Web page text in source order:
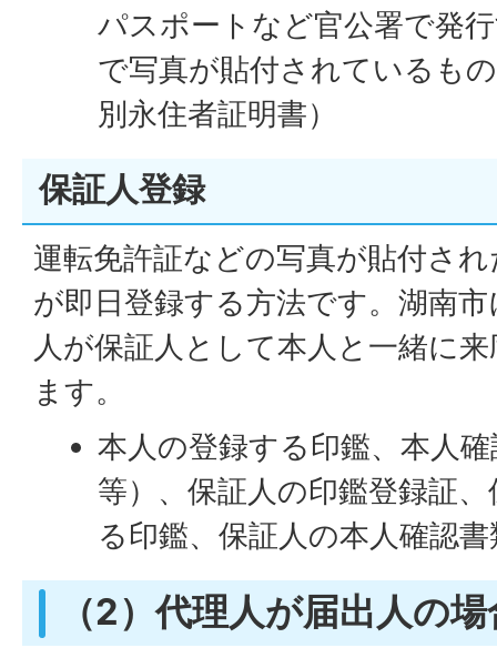
パスポートなど官公署で発
で写真が貼付されているも
別永住者証明書）
保証人登録
運転免許証などの写真が貼付さ
が即日登録する方法です。湖南
人が保証人として本人と一緒に
ます。
本人の登録する印鑑、本人
等）、保証人の印鑑登録証
る印鑑、保証人の本人確認書
（2）代理人が届出人の